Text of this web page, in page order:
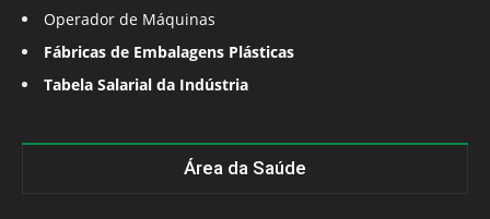
Operador de Máquinas
Fábricas de Embalagens Plásticas
Tabela Salarial da Indústria
Área da Saúde